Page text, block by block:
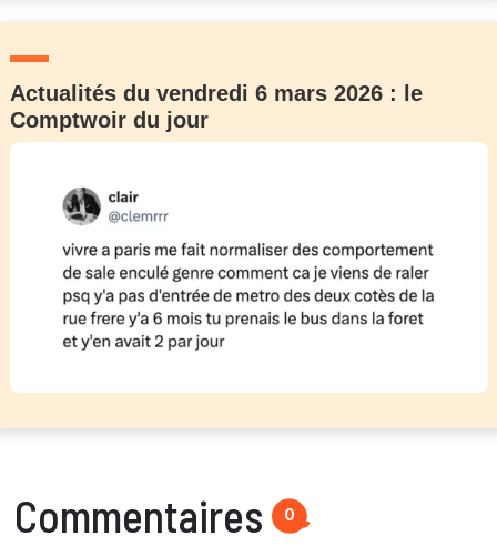
Actualités du vendredi 6 mars 2026 : le
Comptwoir du jour
Commentaires 0